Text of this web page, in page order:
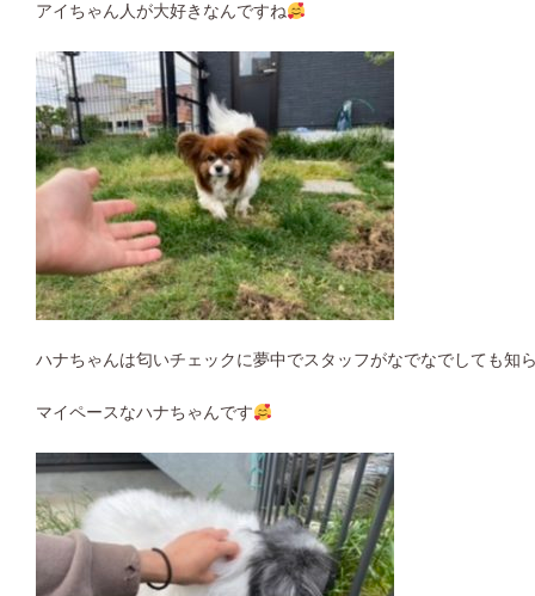
アイちゃん人が大好きなんですね
ハナちゃんは匂いチェックに夢中でスタッフがなでなでしても知
マイペースなハナちゃんです